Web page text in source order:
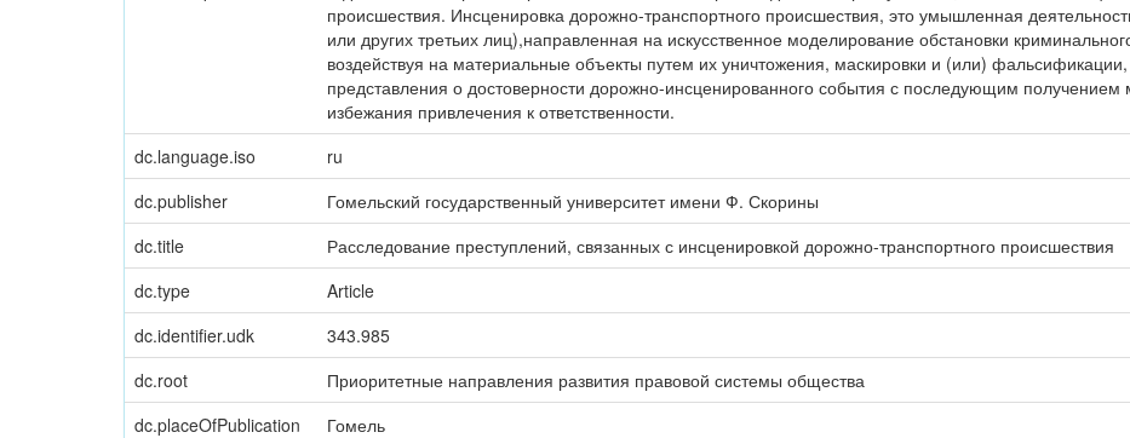
происшествия. Инсценировка дорожно-транспортного происшествия, это умышленная
или других третьих лиц),направленная на искусственное моделирование обстановки
воздействуя на материальные объекты путем их уничтожения, маскировки и (или)
представления о достоверности дорожно-инсценированного события с последующим
избежания привлечения к ответственности.
dc.language.iso ru
dc.publisher
Гомельский государственный университет имени Ф. Скорины
dc.title
Расследование преступлений, связанных с инсценировкой дорожно-транспортного происшествия
dc.type
Article
dc.identifier.udk
343.985
dc.root
Приоритетные направления развития правовой системы общества
dc.placeOfPublication
Гомель